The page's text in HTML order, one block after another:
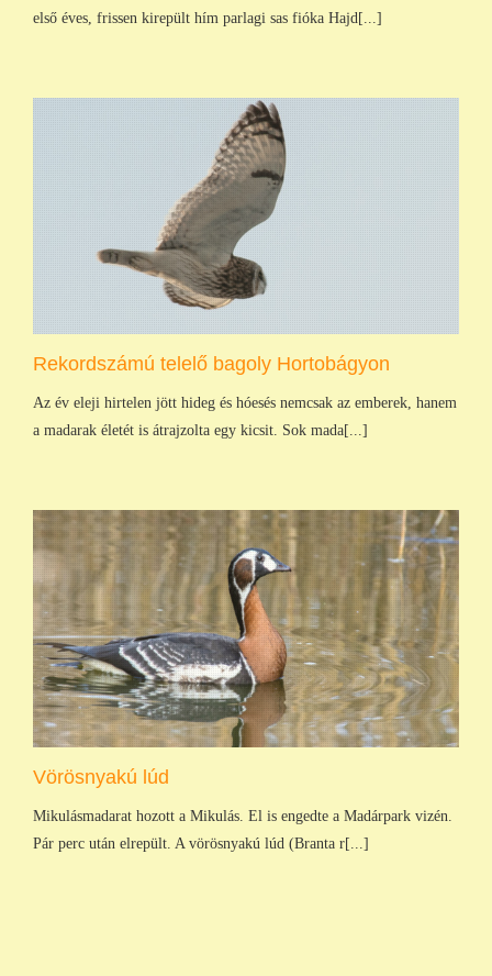
első éves, frissen kirepült hím parlagi sas fióka Hajd[...]
Rekordszámú telelő bagoly Hortobágyon
Az év eleji hirtelen jött hideg és hóesés nemcsak az emberek, hanem
a madarak életét is átrajzolta egy kicsit. Sok mada[...]
Vörösnyakú lúd
Mikulásmadarat hozott a Mikulás. El is engedte a Madárpark vizén.
Pár perc után elrepült. A vörösnyakú lúd (Branta r[...]